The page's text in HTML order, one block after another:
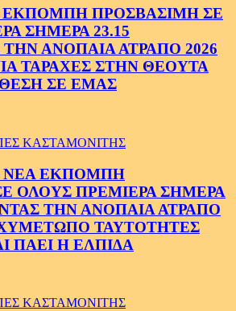
ΕΚΠΟΜΠΗ ΠΡΟΣΒΑΣΙΜΗ ΣΕ
ΣΗΜΕΡΑ 23.15
ΑΝΟΠΑΙΑ ΑΤΡΑΠΟ 2026
ΤΑΡΑΧΕΣ ΣΤΗΝ ΘΕΟΥΤΑ
ΣΕ ΕΜΑΣ
ΚΑΣΤΑΜΟΝΙΤΗΣ
ΕΚΠΟΜΠΗ
ΟΛΟΥΣ ΠΡΕΜΙΕΡΑ ΣΗΜΕΡΑ
ΤΗΝ ΑΝΟΠΑΙΑ ΑΤΡΑΠΟ
ΤΑΥΤΟΤΗΤΕΣ
ΠΑΕΙ Η ΕΛΠΙΔΑ
ΚΑΣΤΑΜΟΝΙΤΗΣ